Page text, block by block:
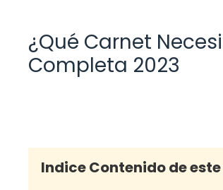
¿Qué Carnet
Completa 2023
Indice Contenido de